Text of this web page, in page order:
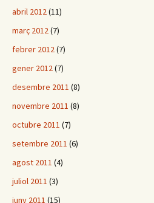
abril 2012(11)
març 2012(7)
febrer 2012(7)
gener 2012(7)
desembre 2011 (8)
novembre 2011 (8)
octubre 2011 (7)
setembre 2011 (6)
agost 2011 (4)
juliol 2011 (3)
juny 2011 (15)